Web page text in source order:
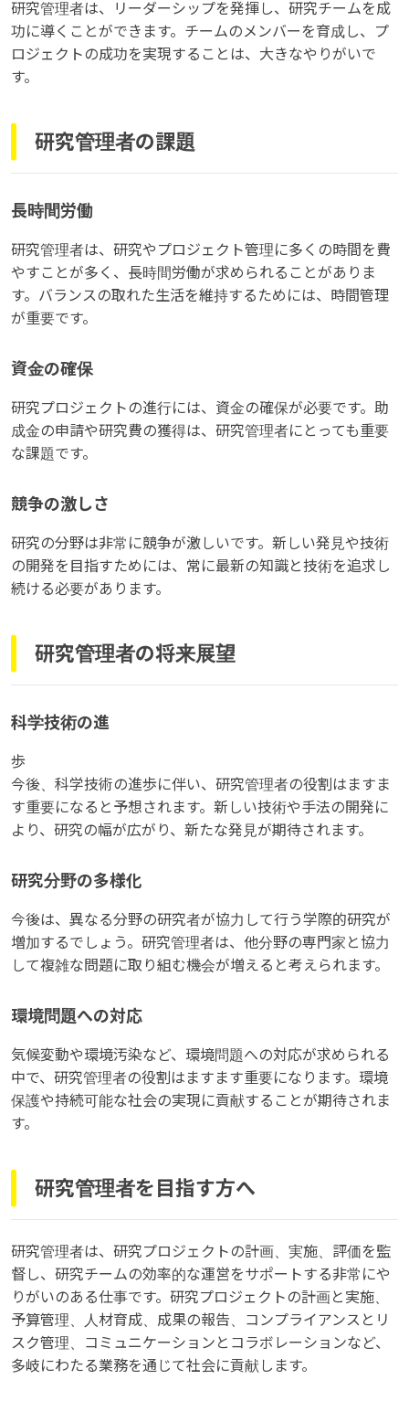
研究管理者は、リーダーシップを発揮し、研究チームを成
功に導くことができます。チームのメンバーを育成し、プ
ロジェクトの成功を実現することは、大きなやりがいで
す。
研究管理者の課題
長時間労働
研究管理者は、研究やプロジェクト管理に多くの時間を費
やすことが多く、長時間労働が求められることがありま
す。バランスの取れた生活を維持するためには、時間管理
が重要です。
資金の確保
研究プロジェクトの進行には、資金の確保が必要です。助
成金の申請や研究費の獲得は、研究管理者にとっても重要
な課題です。
競争の激しさ
研究の分野は非常に競争が激しいです。新しい発見や技術
の開発を目指すためには、常に最新の知識と技術を追求し
続ける必要があります。
研究管理者の将来展望
科学技術の進
歩
今後、科学技術の進歩に伴い、研究管理者の役割はますま
す重要になると予想されます。新しい技術や手法の開発に
より、研究の幅が広がり、新たな発見が期待されます。
研究分野の多様化
今後は、異なる分野の研究者が協力して行う学際的研究が
増加するでしょう。研究管理者は、他分野の専門家と協力
して複雑な問題に取り組む機会が増えると考えられます。
環境問題への対応
気候変動や環境汚染など、環境問題への対応が求められる
中で、研究管理者の役割はますます重要になります。環境
保護や持続可能な社会の実現に貢献することが期待されま
す。
研究管理者を目指す方へ
研究管理者は、研究プロジェクトの計画、実施、評価を監
督し、研究チームの効率的な運営をサポートする非常にや
りがいのある仕事です。研究プロジェクトの計画と実施、
予算管理、人材育成、成果の報告、コンプライアンスとリ
スク管理、コミュニケーションとコラボレーションなど、
多岐にわたる業務を通じて社会に貢献します。